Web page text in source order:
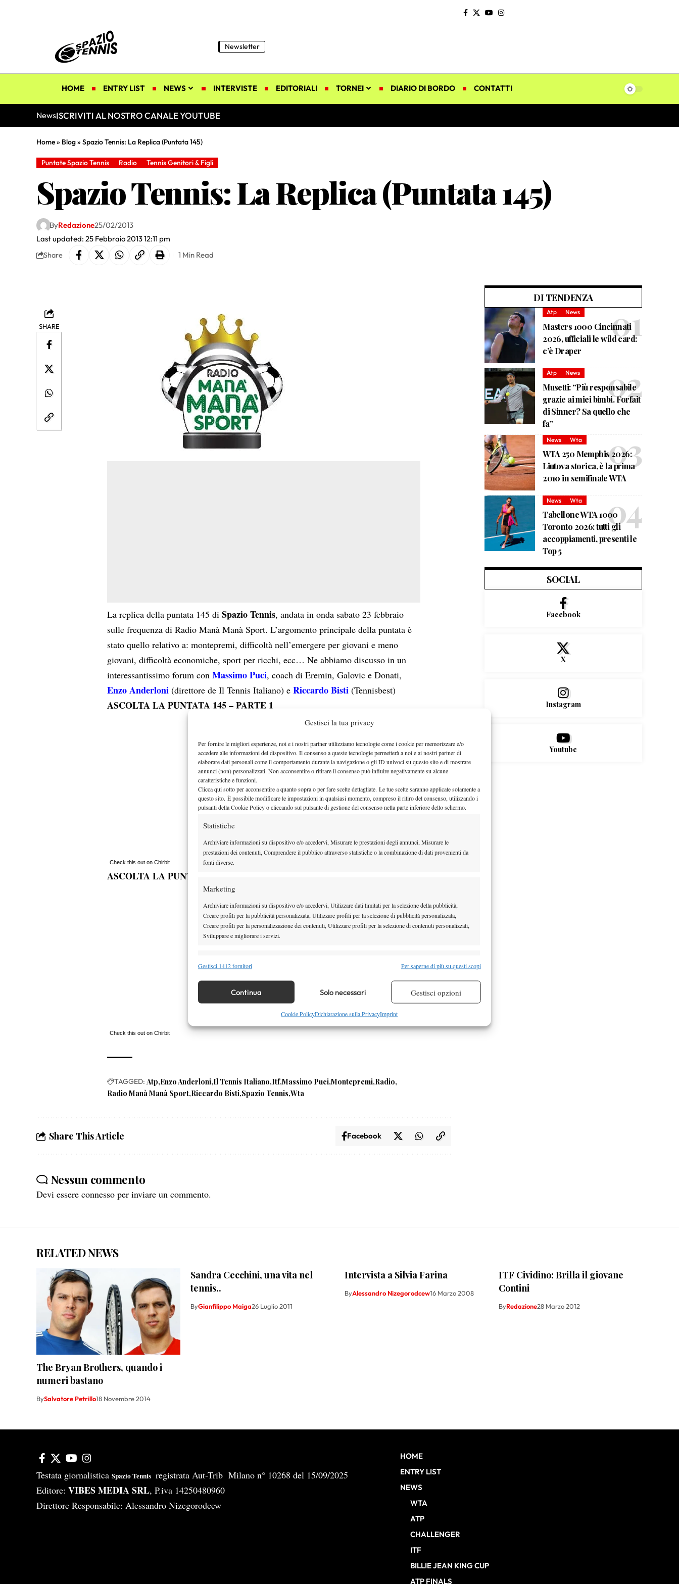
Gestisci la tua privacy
Per fornire le migliori esperienze, noi e i nostri partner utilizziamo tecnologie come i cookie per memorizzare e/o
accedere alle informazioni del dispositivo. Il consenso a queste tecnologie permetterà a noi e ai nostri partner di
elaborare dati personali come il comportamento durante la navigazione o gli ID univoci su questo sito e di mostrare
annunci (non) personalizzati. Non acconsentire o ritirare il consenso può influire negativamente su alcune
caratteristiche e funzioni.
Clicca qui sotto per acconsentire a quanto sopra o per fare scelte dettagliate. Le tue scelte saranno applicate solamente a
questo sito. È possibile modificare le impostazioni in qualsiasi momento, compreso il ritiro del consenso, utilizzando i
pulsanti della Cookie Policy o cliccando sul pulsante di gestione del consenso nella parte inferiore dello schermo.
Statistiche
Archiviare informazioni su dispositivo e/o accedervi, Misurare le prestazioni degli annunci, Misurare le
prestazioni dei contenuti, Comprendere il pubblico attraverso statistiche o la combinazione di dati provenienti da
fonti diverse.
Marketing
Archiviare informazioni su dispositivo e/o accedervi, Utilizzare dati limitati per la selezione della pubblicità,
Creare profili per la pubblicità personalizzata, Utilizzare profili per la selezione di pubblicità personalizzata,
Creare profili per la personalizzazione dei contenuti, Utilizzare profili per la selezione di contenuti personalizzati,
Sviluppare e migliorare i servizi.
Funzionalità
Identificare i dispositivi in base alle informazioni trasmesse automaticamente.
Garantire la sicurezza, prevenire e rilevare frodi, correggere errori,
Erogare e presentare pubblicità e contenuto, Salvare e comunicare le
Sempre attivo
Gestisci 1412 fornitori Per saperne di più su questi scopi
Continua Solo necessari Gestisci opzioni
Cookie PolicyDichiarazione sulla PrivacyImprint
Newsletter
HOME ENTRY LIST NEWS INTERVISTE EDITORIALI TORNEI DIARIO DI BORDO CONTATTI
NewsISCRIVITI AL NOSTRO CANALE YOUTUBE
Home» Blog» Spazio Tennis: La Replica (Puntata 145)
Puntate Spazio Tennis Radio Tennis Genitori & Figli
Spazio Tennis: La Replica (Puntata 145)
Last updated: 25 Febbraio 2013 12:11 pm
ByRedazione25/02/2013
Share 1 Min Read
SHARE
La replica della puntata 145 diSpazio Tennis, andata in onda sabato 23 febbraio
sulle frequenza di Radio Manà Manà Sport. L’argomento principale della puntata è
stato quello relativo a: montepremi, difficoltà nell’emergere per giovani e meno
giovani, difficoltà economiche, sport per ricchi, ecc… Ne abbiamo discusso in un
interessantissimo forum conMassimo Puci, coach di Eremin, Galovic e Donati,
Enzo Anderloni (direttore de Il Tennis Italiano) e Riccardo Bisti (Tennisbest)
ASCOLTA LA PUNTATA 145 – PARTE 1
Check this out on Chirbit
ASCOLTA LA PUNTATA 145 – PARTE 2
Check this out on Chirbit
TAGGED: Atp Enzo Anderloni Il Tennis Italiano Itf Massimo Puci Montepremi Radio
Radio Manà Manà Sport Riccardo Bisti Spazio Tennis Wta
Share This Article Facebook
Nessun commento
Devi essere connesso per inviare un commento.
DI TENDENZA
Atp News
Masters 1000 Cincinnati
2026, ufficiali le wild card:
c’è Draper
Atp News
Musetti: “Più responsabile
grazie ai miei bimbi. Forfait
di Sinner? Sa quello che
fa”
News Wta
WTA 250 Memphis 2026:
Liutova storica, è la prima
2010 in semifinale WTA
News Wta
Tabellone WTA 1000
Toronto 2026: tutti gli
accoppiamenti, presenti le
Top 5
SOCIAL
Facebook
X
Instagram
Youtube
RELATED NEWS
The Bryan Brothers, quando i
numeri bastano
BySalvatore Petrillo18 Novembre 2014
Sandra Cecchini, una vita nel
tennis..
ByGianfilippo Maiga26 Luglio 2011
Intervista a Silvia Farina
ByAlessandro Nizegorodcew16 Marzo 2008
ITF Cividino: Brilla il giovane
Contini
ByRedazione28 Marzo 2012
Testata giornalistica Spazio Tennis registrata Aut-Trib Milano n° 10268 del 15/09/2025
Editore: VIBES MEDIA SRL, P.iva 14250480960
Direttore Responsabile: Alessandro Nizegorodcew
HOME
ENTRY LIST
NEWS
WTA
ATP
CHALLENGER
ITF
BILLIE JEAN KING CUP
ATP FINALS